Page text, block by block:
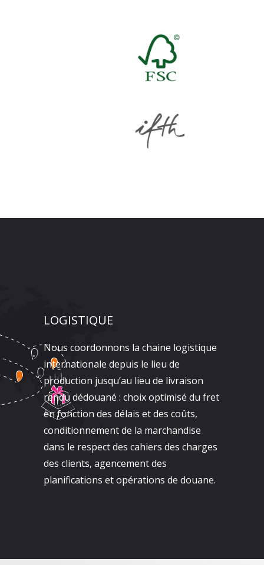
LOGISTIQUE
Nous coordonnons la chaine logistique
internationale depuis le lieu de
production jusqu’au lieu de livraison
rendu dédouané : choix optimisé du fret
en fonction des délais et des coûts,
conditionnement de la marchandise
dans le respect des cahiers des charges
des clients, agencement des
planifications et opérations de douane.